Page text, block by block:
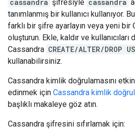
cassandra şifresiyle cassandra
tanımlanmış bir kullanıcı kullanıyor.
farklı bir şifre ayarlayın veya yeni bir
oluşturun. Ekle, kaldır ve
Cassandra CREATE/ALTER/DROP
kullanabilirsiniz.
Cassandra kimlik doğrulamasını
edinmek için Cassandra kimlik
başlıklı makaleye göz atın.
Cassandra şifresini sıfırlamak için: